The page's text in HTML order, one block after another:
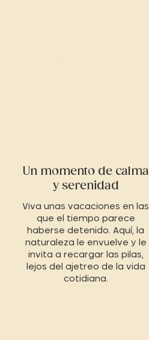
Un momento de calma
y serenidad
Viva unas vacaciones en las
que el tiempo parece
haberse detenido. Aquí, la
naturaleza le envuelve y le
invita a recargar las pilas,
lejos del ajetreo de la vida
cotidiana.